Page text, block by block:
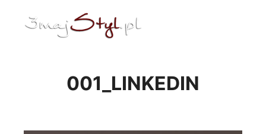
001_LINKEDIN